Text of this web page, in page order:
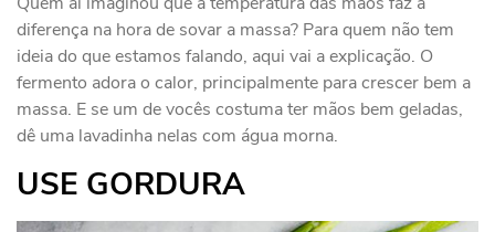
diferença na hora de sovar a massa? Para quem não tem
ideia do que estamos falando, aqui vai a explicação. O
fermento adora o calor, principalmente para crescer bem a
massa. E se um de vocês costuma ter mãos bem geladas,
dê uma lavadinha nelas com água morna.
USE GORDURA